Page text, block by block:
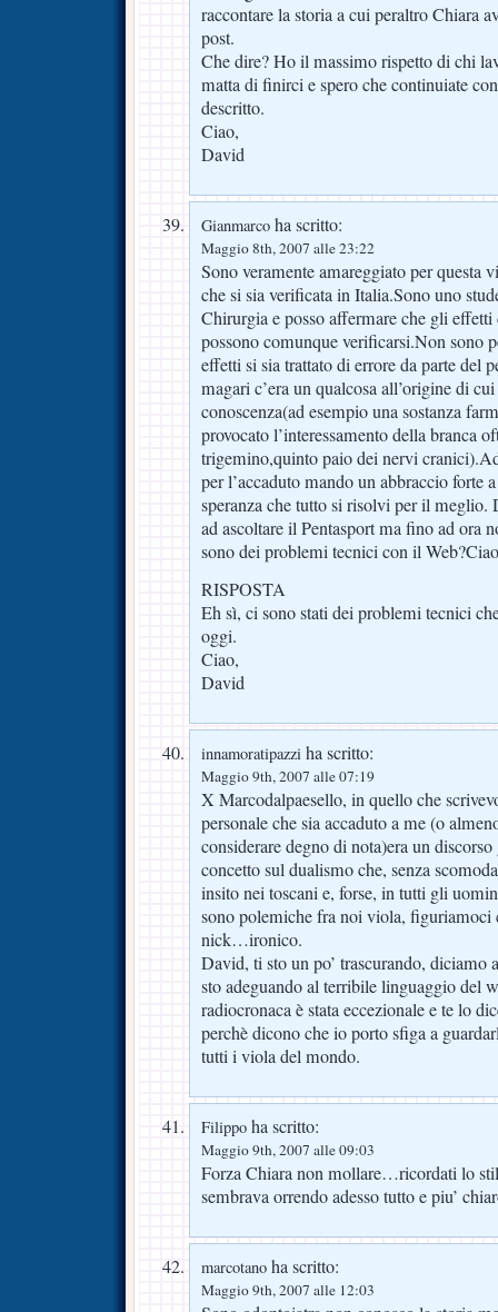
raccontare la storia a cui peraltro Chiara
post.
Che dire? Ho il massimo rispetto di chi
matta di finirci e spero che continuiate
descritto.
Ciao,
David
Gianmarco ha scritto:
Maggio 8th, 2007 alle 23:22
Sono veramente amareggiato per questa
che si sia verificata in Italia.Sono uno
Chirurgia e posso affermare che gli
possono comunque verificarsi.Non sono
effetti si sia trattato di errore da parte del
magari c’era un qualcosa all’origine di
conoscenza(ad esempio una sostanza
provocato l’interessamento della branca
trigemino,quinto paio dei nervi
per l’accaduto mando un abbraccio forte
speranza che tutto si risolvi per il meglio.
ad ascoltare il Pentasport ma fino ad ora
sono dei problemi tecnici con il
RISPOSTA
Eh sì, ci sono stati dei problemi tecnici
oggi.
Ciao,
David
innamoratipazzi ha scritto:
Maggio 9th, 2007 alle 07:19
X Marcodalpaesello, in quello che
personale che sia accaduto a me (o
considerare degno di nota)era un
concetto sul dualismo che, senza
insito nei toscani e, forse, in tutti gli
sono polemiche fra noi viola,
nick…ironico.
David, ti sto un po’ trascurando,
sto adeguando al terribile linguaggio del
radiocronaca è stata eccezionale e te lo
perchè dicono che io porto sfiga a
tutti i viola del mondo.
Filippo ha scritto:
Maggio 9th, 2007 alle 09:03
Forza Chiara non mollare…ricordati lo
sembrava orrendo adesso tutto e piu’
marcotano ha scritto:
Maggio 9th, 2007 alle 12:03